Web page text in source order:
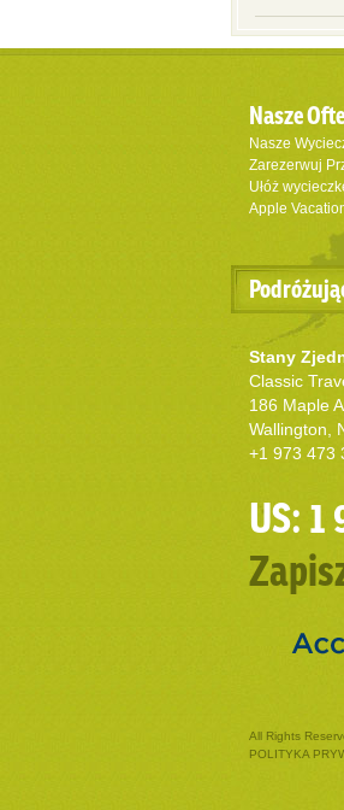
Nasze
Nasze
Zarezerwuj
Ułóż
Apple
Stany
Classic
186 Maple
Wallington,
+1 973 473
US: 1
All Rights
POLITYKA